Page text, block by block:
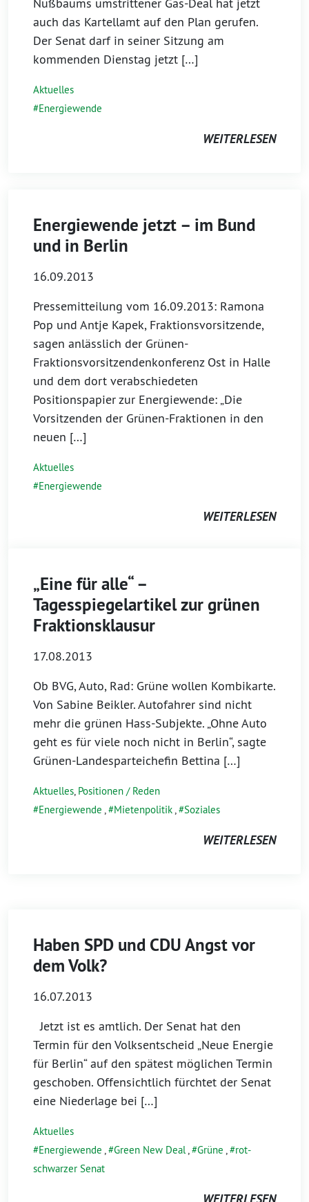
auch das Kartellamt auf den Plan gerufen.
Der Senat darf in seiner Sitzung am
kommenden Dienstag jetzt […]
Aktuelles
Energiewende
WEITERLESEN
Energiewende jetzt – im Bund
und in Berlin
16.09.2013
Pressemitteilung vom 16.09.2013: Ramona
Pop und Antje Kapek, Fraktionsvorsitzende,
sagen anlässlich der Grünen-
Fraktionsvorsitzendenkonferenz Ost in Halle
und dem dort verabschiedeten
Positionspapier zur Energiewende: „Die
Vorsitzenden der Grünen-Fraktionen in den
neuen […]
Aktuelles
Energiewende
WEITERLESEN
„Eine für alle“ –
Tagesspiegelartikel zur grünen
Fraktionsklausur
17.08.2013
Ob BVG, Auto, Rad: Grüne wollen Kombikarte.
Von Sabine Beikler. Autofahrer sind nicht
mehr die grünen Hass-Subjekte. „Ohne Auto
geht es für viele noch nicht in Berlin“, sagte
Grünen-Landesparteichefin Bettina […]
Aktuelles, Positionen / Reden
Energiewende , Mietenpolitik, Soziales
WEITERLESEN
Haben SPD und CDU Angst vor
dem Volk?
16.07.2013
Jetzt ist es amtlich. Der Senat hat den
Termin für den Volksentscheid „Neue Energie
für Berlin“ auf den spätest möglichen Termin
geschoben. Offensichtlich fürchtet der Senat
eine Niederlage bei […]
Aktuelles
Energiewende , Green New Deal, Grüne ,
rot-
schwarzer Senat